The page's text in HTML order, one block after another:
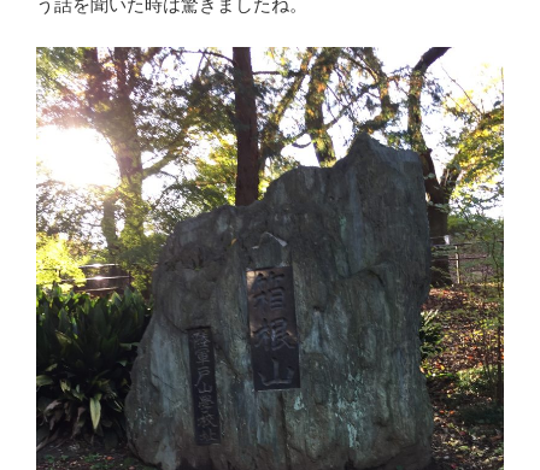
う話を聞いた時は驚きましたね。